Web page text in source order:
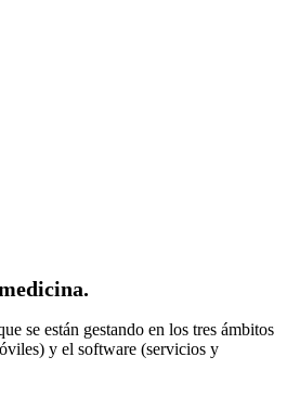
se están gestando en los tres ámbitos
y el software (servicios y